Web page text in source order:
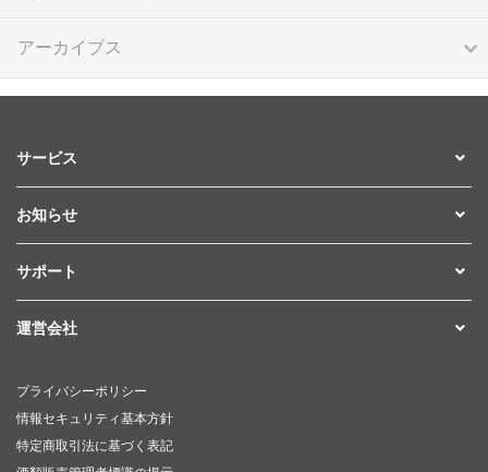
アーカイブス
サービス
お知らせ
サポート
運営会社
プライバシーポリシー
情報セキュリティ基本方針
特定商取引法に基づく表記